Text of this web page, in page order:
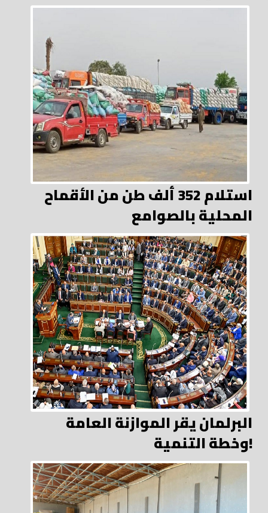
استلام 352 ألف طن من الأقماح
المحلية بالصوامع
البرلمان يقر الموازنة العامة
وخطة التنمية!